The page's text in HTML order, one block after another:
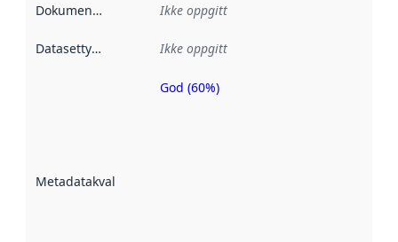
Dokumentasjon Ikke oppgitt
Datasettype Ikke oppgitt
Metadatakvalitet
Metadatakvalitet
God (60%)